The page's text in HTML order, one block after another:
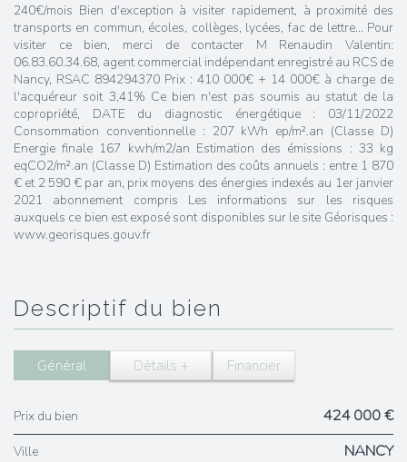
240€/mois Bien d'exception à visiter rapidement, à proximité des
transports en commun, écoles, collèges, lycées, fac de lettre... Pour
visiter ce bien, merci de contacter M Renaudin Valentin:
06.83.60.34.68, agent commercial indépendant enregistré au RCS de
Nancy, RSAC 894294370 Prix : 410 000€ + 14 000€ à charge de
l'acquéreur soit 3,41% Ce bien n'est pas soumis au statut de la
copropriété, DATE du diagnostic énergétique : 03/11/2022
Consommation conventionnelle : 207 kWh ep/m².an (Classe D)
Energie finale 167 kwh/m2/an Estimation des émissions : 33 kg
eqCO2/m².an (Classe D) Estimation des coûts annuels : entre 1 870
€ et 2 590 € par an, prix moyens des énergies indexés au 1er janvier
2021 abonnement compris Les informations sur les risques
auxquels ce bien est exposé sont disponibles sur le site Géorisques :
www.georisques.gouv.fr
descriptif du bien
Général Détails + Financier
Prix du bien 424 000 €
Ville NANCY